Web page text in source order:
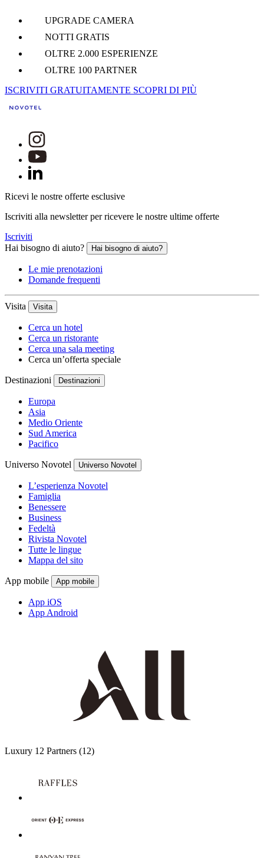
UPGRADE CAMERA
NOTTI GRATIS
OLTRE 2.000 ESPERIENZE
OLTRE 100 PARTNER
ISCRIVITI GRATUITAMENTE SCOPRI DI PIÙ
Ricevi le nostre offerte esclusive
Iscriviti alla newsletter per ricevere le nostre ultime offerte
Iscriviti
Hai bisogno di aiuto?
Hai bisogno di aiuto?
Le mie prenotazioni
Domande frequenti
Visita Visita
Cerca un hotel
Cerca un ristorante
Cerca una sala meeting
Cerca un’offerta speciale
Destinazioni Destinazioni
Europa
Asia
Medio Oriente
Sud America
Pacifico
Universo Novotel Universo Novotel
L’esperienza Novotel
Famiglia
Benessere
Business
Fedeltà
Rivista Novotel
Tutte le lingue
Mappa del sito
App mobile App mobile
App iOS
App Android
Luxury 12 Partners (12)